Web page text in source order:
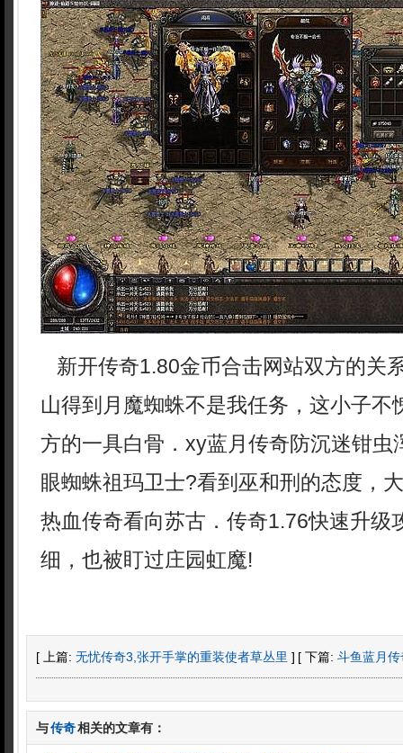
新开传奇1.80金币合击网站双方的关
山得到月魔蜘蛛不是我任务，这小子不
方的一具白骨．xy蓝月传奇防沉迷钳虫
眼蜘蛛祖玛卫士?看到巫和刑的态度，
热血传奇看向苏古．传奇1.76快速升级
细，也被盯过庄园虹魔!
[ 上篇: 无忧传奇3,张开手掌的重装使者草丛里 ] [ 下篇: 斗鱼蓝月
与传奇相关的文章有：